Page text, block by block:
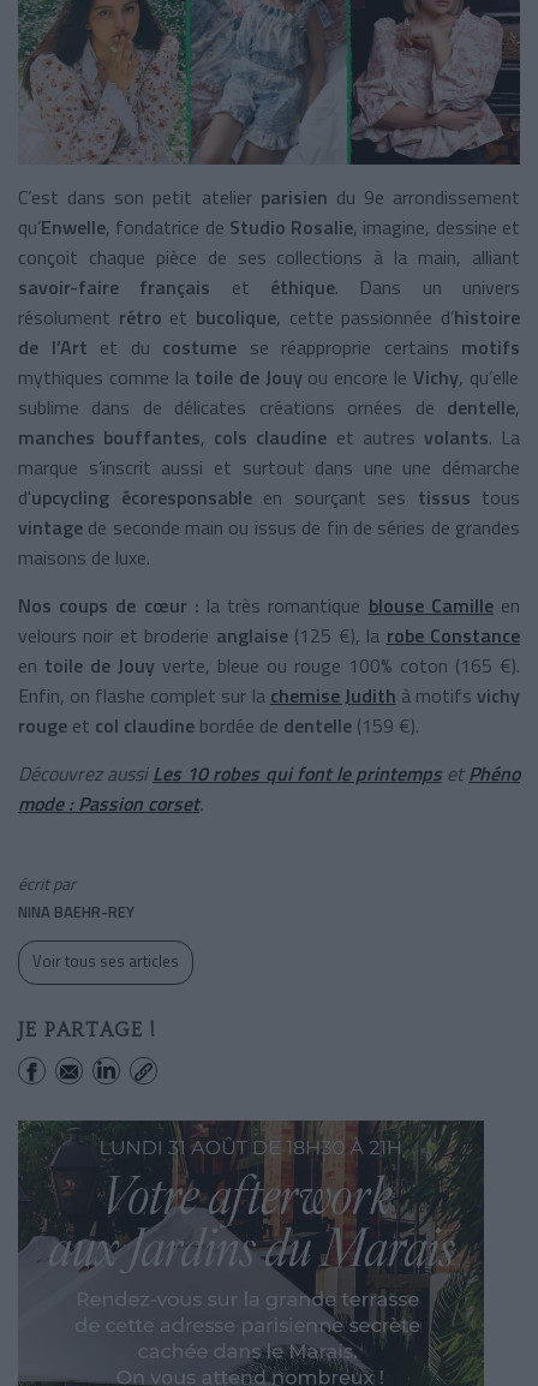
C’est dans son petit atelier parisien du 9e arrondissement
qu’Enwelle, fondatrice de Studio Rosalie, imagine, dessine et
conçoit chaque pièce de ses collections à la main, alliant
savoir-faire
français et éthique. Dans un univers
résolument rétro et bucolique, cette passionnée d’histoire
de l’Art et du costume se réapproprie certains motifs
mythiques comme la toile de Jouy ou encore leVichy, qu’elle
sublime dans de délicates créations ornées de dentelle,
manches bouffantes, cols claudine et autres volants. La
marque s’inscrit aussi et surtout dans une une démarche
d'upcycling écoresponsableen sourçant ses tissus tous
vintage de seconde main ou issus de fin de séries de grandes
maisons de luxe.
Nos coups de cœur : la très romantique blouse Camille en
velours noir et broderie anglaise (125 €), la robe Constance
en toile de Jouy verte, bleue ou rouge 100% coton (165 €).
Enfin, on flashe complet sur la chemise Judith à motifsvichy
rouge et col claudine bordée de dentelle (159 €).
Découvrez aussiLes 10 robes qui font le printempsetPhéno
mode : Passion corset.
écrit par
NINA BAEHR-REY
Voir tous ses articles
JE PARTAGE !